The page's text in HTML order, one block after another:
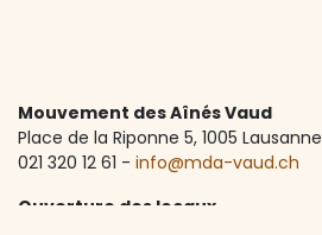
Mouvement des Aînés Vaud
Place de la Riponne 5, ​1005 Lausanne
021 320 12 61 - info@mda-vaud.ch
Ouverture des locaux